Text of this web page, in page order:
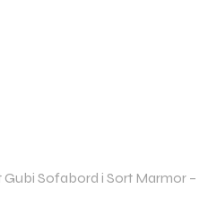
Gubi Sofabord i Sort Marmor –